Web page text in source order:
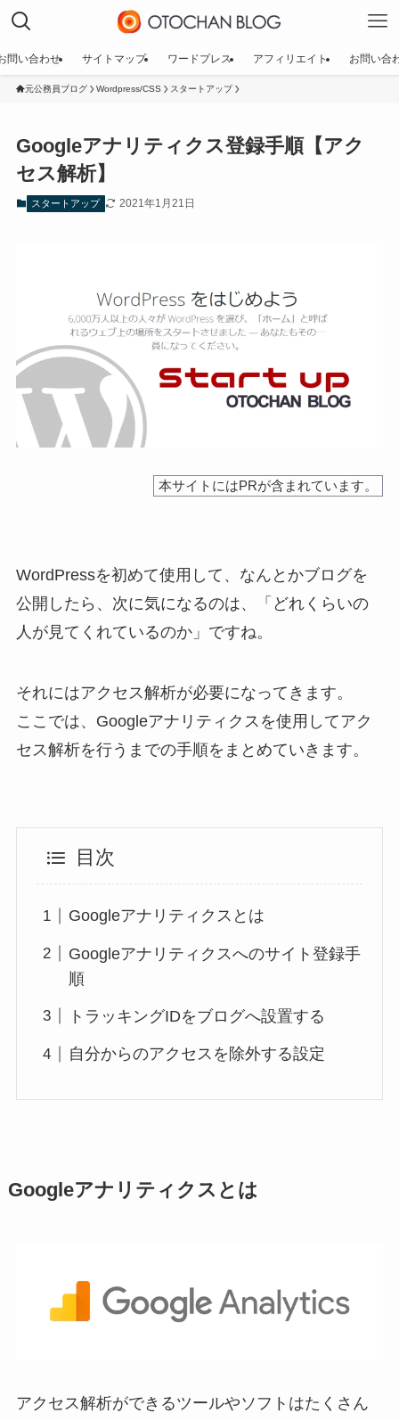
問い合わせ サイトマップ ワードプレス アフィリエイト お問い合
元公務員ブログ Wordpress/CSS スタートアップ
Googleアナリティクス登録手順【アク
セス解析】
スタートアップ 2021年1月21日
本サイトにはPRが含まれています。
WordPressを初めて使用して、なんとかブログを
公開したら、次に気になるのは、「どれくらいの
人が見てくれているのか」ですね。
それにはアクセス解析が必要になってきます。
ここでは、Googleアナリティクスを使用してアク
セス解析を行うまでの手順をまとめていきます。
目次
Googleアナリティクスとは
Googleアナリティクスへのサイト登録手
順
トラッキングIDをブログへ設置する
自分からのアクセスを除外する設定
Googleアナリティクスとは
アクセス解析ができるツールやソフトはたくさん